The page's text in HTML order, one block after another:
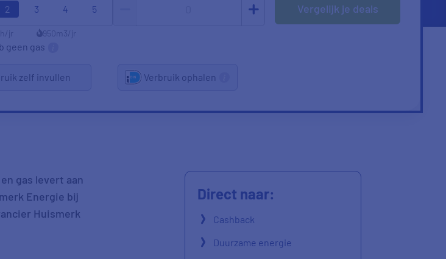
2 3 4 5
jr 950m3/jr
geen gas
Vergelijk je deals
zelf invullen Verbruik ophalen
gas levert aan
Energie bij
Huismerk
Direct naar:
Cashback
Duurzame energie